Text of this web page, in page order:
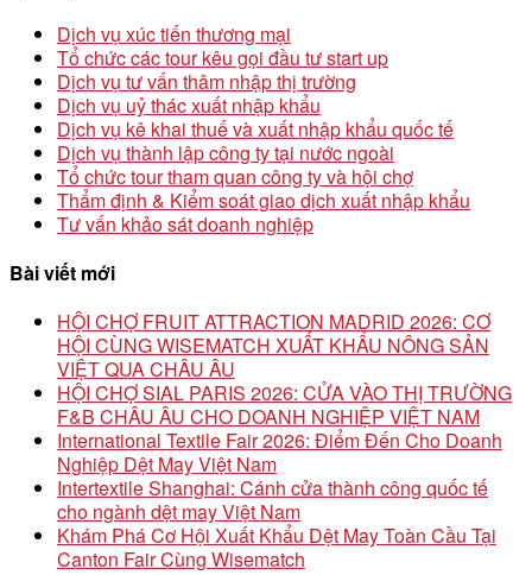
Dịch vụ xúc tiến thương mại
Tổ chức các tour kêu gọi đầu tư start up
Dịch vụ tư vấn thâm nhập thị trường
Dịch vụ uỷ thác xuất nhập khẩu
Dịch vụ kê khai thuế và xuất nhập khẩu quốc tế
Dịch vụ thành lập công ty tại nước ngoài
Tổ chức tour tham quan công ty và hội chợ
Thẩm định & Kiểm soát giao dịch xuất nhập khẩu
Tư vấn khảo sát doanh nghiệp
Bài viết mới
HỘI CHỢ FRUIT ATTRACTION MADRID 2026: CƠ
HỘI CÙNG WISEMATCH XUẤT KHẨU NÔNG SẢN
VIỆT QUA CHÂU ÂU
HỘI CHỢ SIAL PARIS 2026: CỬA VÀO THỊ TRƯỜNG
F&B CHÂU ÂU CHO DOANH NGHIỆP VIỆT NAM
International Textile Fair 2026: Điểm Đến Cho Doanh
Nghiệp Dệt May Việt Nam
Intertextile Shanghai: Cánh cửa thành công quốc tế
cho ngành dệt may Việt Nam
Khám Phá Cơ Hội Xuất Khẩu Dệt May Toàn Cầu Tại
Canton Fair Cùng Wisematch